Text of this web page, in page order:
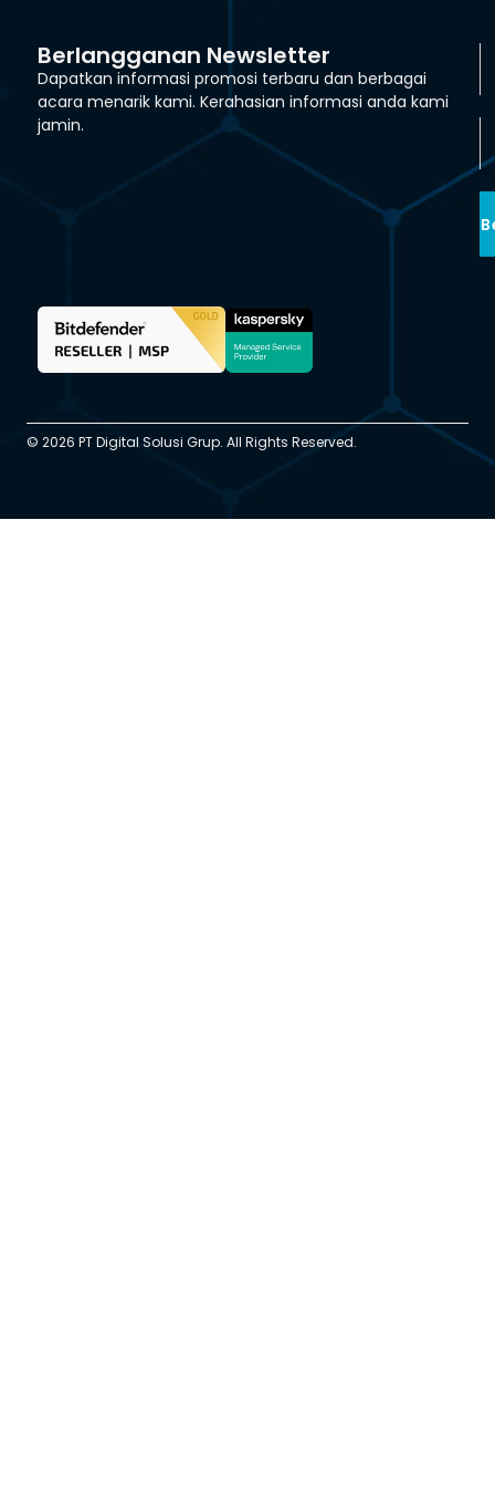
Berlangganan Newsletter
Dapatkan informasi promosi terbaru dan berbagai
acara menarik kami. Kerahasian informasi anda kami
jamin.
© 2026 PT Digital Solusi Grup. All Rights Reserved.